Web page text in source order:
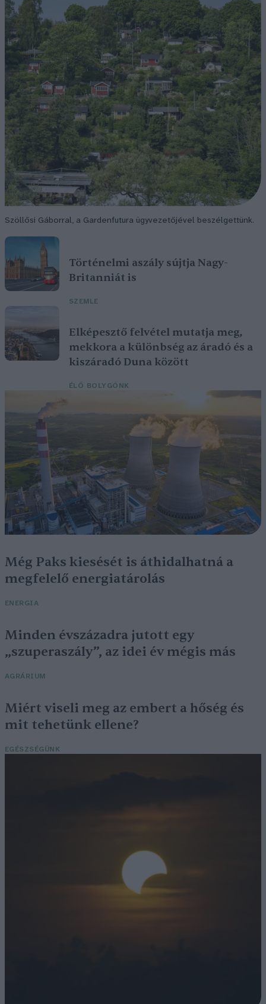
Szöllősi Gáborral, a Gardenfutura ügyvezetőjével beszélgettünk.
Történelmi aszály sújtja Nagy-
Britanniát is
SZEMLE
Elképesztő felvétel mutatja meg,
mekkora a különbség az áradó és a
kiszáradó Duna között
ÉLŐ BOLYGÓNK
Még Paks kiesését is áthidalhatná a
megfelelő energiatárolás
ENERGIA
Minden évszázadra jutott egy
„szuperaszály”, az idei év mégis más
AGRÁRIUM
Miért viseli meg az embert a hőség és
mit tehetünk ellene?
EGÉSZSÉGÜNK